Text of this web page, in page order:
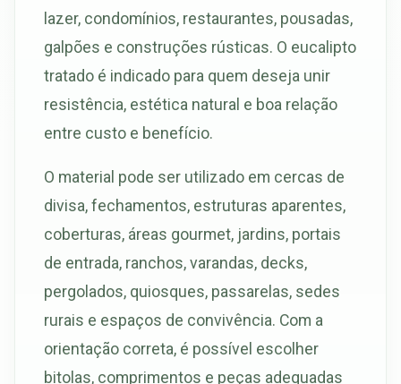
lazer, condomínios, restaurantes, pousadas,
galpões e construções rústicas. O eucalipto
tratado é indicado para quem deseja unir
resistência, estética natural e boa relação
entre custo e benefício.
O material pode ser utilizado em cercas de
divisa, fechamentos, estruturas aparentes,
coberturas, áreas gourmet, jardins, portais
de entrada, ranchos, varandas, decks,
pergolados, quiosques, passarelas, sedes
rurais e espaços de convivência. Com a
orientação correta, é possível escolher
bitolas, comprimentos e peças adequadas